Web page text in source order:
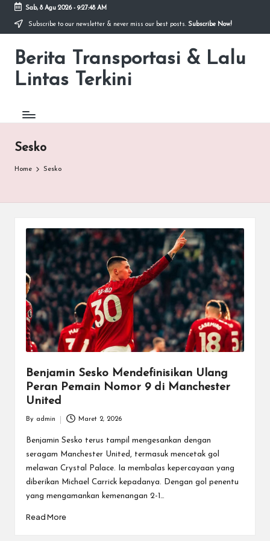
Skip
content
Sab, 8 Agu 2026- 9:27:48 AM
Subscribe to our newsletter & never miss our best posts. Subscribe Now!
Berita Transportasi & Lalu
Lintas Terkini
premancity.biz.id
Sesko
Home Sesko
Benjamin Sesko Mendefinisikan Ulang
Peran Pemain Nomor 9 di Manchester
United
by
By admin Maret 2, 2026
Benjamin Sesko terus tampil mengesankan dengan
seragam Manchester United, termasuk mencetak gol
melawan Crystal Palace. Ia membalas kepercayaan yang
diberikan Michael Carrick kepadanya. Dengan gol penentu
yang mengamankan kemenangan 2-1…
Read More